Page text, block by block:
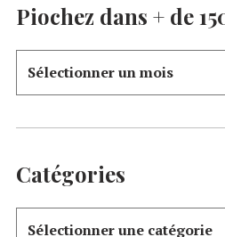
Piochez dans + de
Catégories